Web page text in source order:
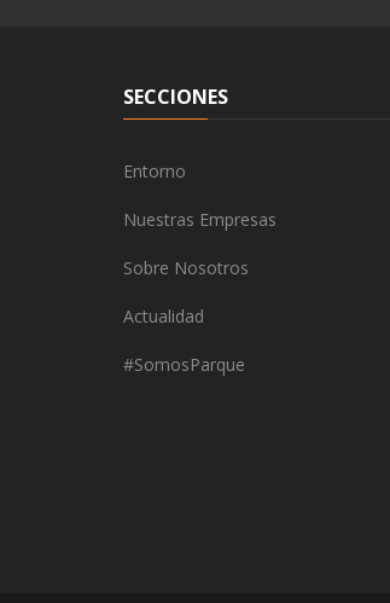
SECCIONES
Entorno
Nuestras Empresas
Sobre Nosotros
Actualidad
#SomosParque